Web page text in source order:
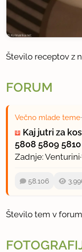
Število receptov z
FORUM
Večno mlade teme·
Kaj jutri za
5808 5809 5810
Zadnje:Venturini·
58.106
Število tem v